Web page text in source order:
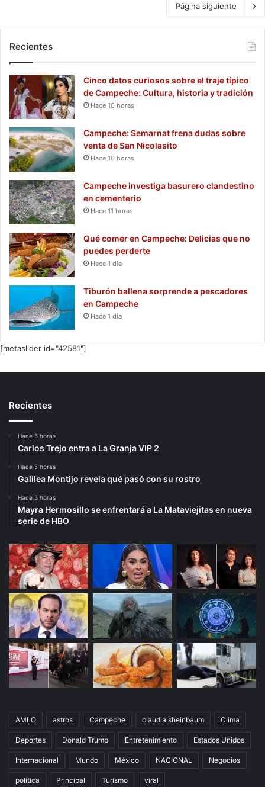
Página siguiente
Recientes
Cinco datos curiosos sobre el traje típico
de Campeche: Cultura, historia y tradición
Hace 10 horas
Campeche: Semarnat frena dudas sobre
venta de San Nicolasito
Hace 10 horas
Campeche investiga basurero clandestino
en cementerio
Hace 11 horas
Qué comer en Campeche: Delicias que no
puedes perderte
Hace 1 día
Tiburón ballena sorprende a pescadores
en Campeche
Hace 1 día
[metaslider id="42581"]
Recientes
Hace 5 horas
Carlos Trejo entra a La Granja VIP 2
Hace 5 horas
Galilea Montijo revela qué pasó con su rostro
Hace 5 horas
Mayra Hermosillo se enfrentará a La Mataviejitas en nueva
serie de HBO
AMLO astros Campeche claudia sheinbaum Clima
Deportes Donald Trump Entretenimiento Estados Unidos
Internacional Mundo México NACIONAL Negocios
política Principal Turismo viral